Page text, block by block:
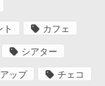
ト カフェ
シアター
ップ チェコ